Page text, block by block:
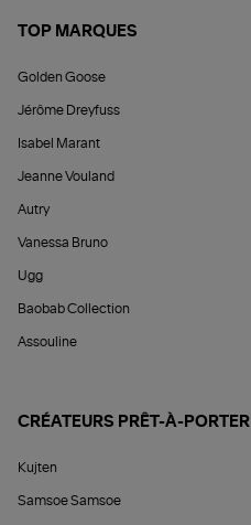
TOP MARQUES
Golden Goose
Jérôme Dreyfuss
Isabel Marant
Jeanne Vouland
Autry
Vanessa Bruno
Ugg
Baobab Collection
Assouline
CRÉATEURS PRÊT-À-PORTER
Kujten
Samsoe Samsoe